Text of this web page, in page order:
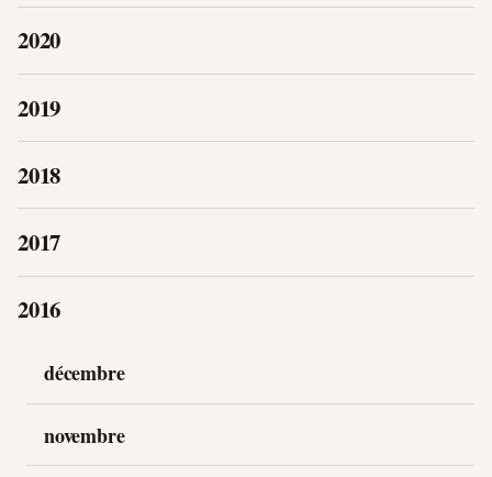
2020
2019
2018
2017
2016
décembre
novembre